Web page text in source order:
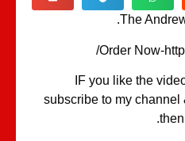
The
Order
IF you like
subscribe to my